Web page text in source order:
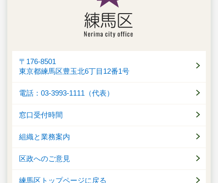
〒176-8501
東京都練馬区豊玉北6丁目12番1号
電話：03-3993-1111（代表）
窓口受付時間
組織と業務案内
区政へのご意見
練馬区トップページに戻る